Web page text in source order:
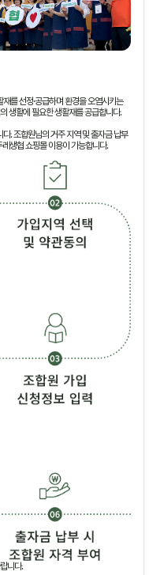
를 선정·공급하며 환경을 오염시키는
생활에 필요한 생활재를 공급합니다.
. 조합원님의 거주 지역 및 출자금 납부
생협 쇼핑몰 이용이 가능합니다.
니다.